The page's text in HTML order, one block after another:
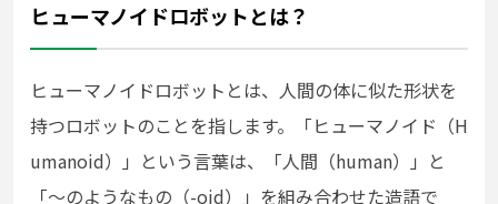
ヒューマノイドロボットとは？
ヒューマノイドロボットとは、人間の体に似た形状を
持つロボットのことを指します。「ヒューマノイド（H
umanoid）」という言葉は、「人間（human）」と
「～のようなもの（-oid）」を組み合わせた造語で